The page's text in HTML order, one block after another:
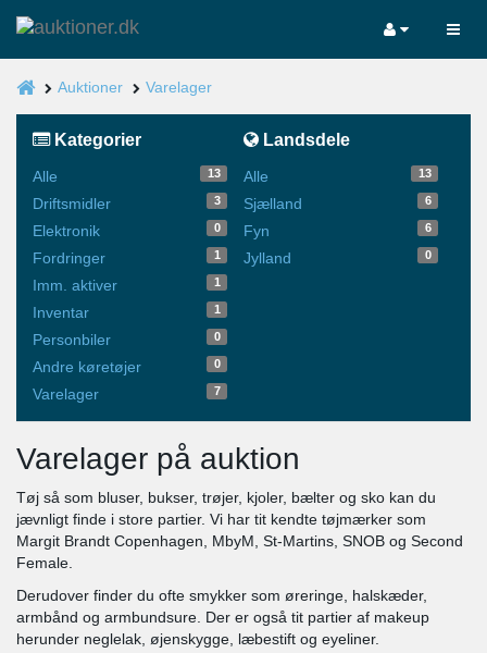
Auktioner Varelager
Kategorier
Alle 13
Driftsmidler 3
Elektronik 0
Fordringer 1
Imm. aktiver 1
Inventar 1
Personbiler 0
Andre køretøjer 0
Varelager 7
Landsdele
Alle 13
Sjælland 6
Fyn 6
Jylland 0
Varelager på auktion
Tøj så som bluser, bukser, trøjer, kjoler, bælter og sko kan du
jævnligt finde i store partier. Vi har tit kendte tøjmærker som
Margit Brandt Copenhagen, MbyM, St-Martins, SNOB og Second
Female.
Derudover finder du ofte smykker som øreringe, halskæder,
armbånd og armbundsure. Der er også tit partier af makeup
herunder neglelak, øjenskygge, læbestift og eyeliner.